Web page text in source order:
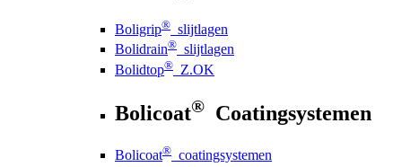
Boligrip® slijtlagen
Bolidrain® slijtlagen
Bolidtop® Z.OK
Bolicoat® Coatingsystemen
Bolicoat® coatingsystemen